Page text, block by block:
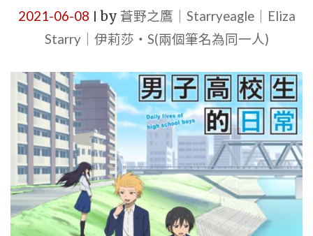
2021-06-08 by 蒼野之鷹｜Starryeagle｜Eliza
Starry｜伊莉莎・S(兩個筆名為同一人)